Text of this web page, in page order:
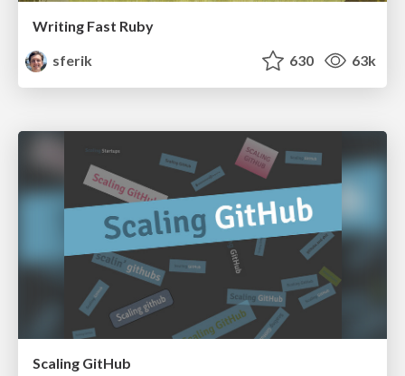
Writing Fast Ruby
sferik
630 63k
Scaling GitHub